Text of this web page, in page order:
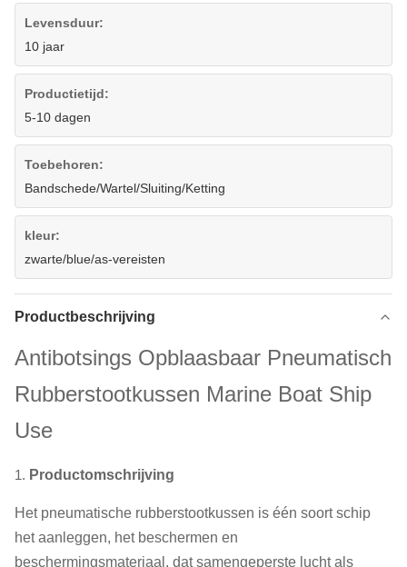
Levensduur:
10 jaar
Productietijd:
5-10 dagen
Toebehoren:
Bandschede/Wartel/Sluiting/Ketting
kleur:
zwarte/blue/as-vereisten
Productbeschrijving
Antibotsings Opblaasbaar Pneumatisch
Rubberstootkussen Marine Boat Ship
Use
1. Productomschrijving
Het pneumatische rubberstootkussen is één soort schip
het aanleggen, het beschermen en
beschermingsmateriaal, dat samengeperste lucht als